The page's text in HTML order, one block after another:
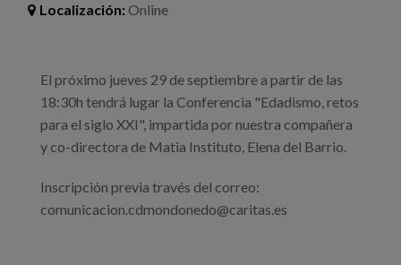
Localización:Online
El próximo jueves 29 de septiembre a partir de las
18:30h tendrá lugar la Conferencia "Edadismo, retos
para el siglo XXI", impartida por nuestra compañera
y co-directora de Matia Instituto, Elena del Barrio.
Inscripción previa través del correo:
comunicacion.cdmondonedo@caritas.es